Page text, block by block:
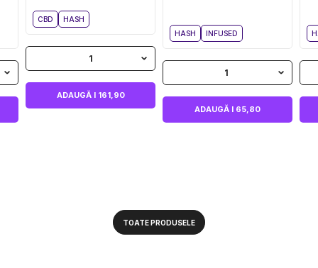
CBD HASH
1
ADAUGĂ I 161,90
HASH INFUSED
1
ADAUGĂ I 65,80
TOATE PRODUSELE